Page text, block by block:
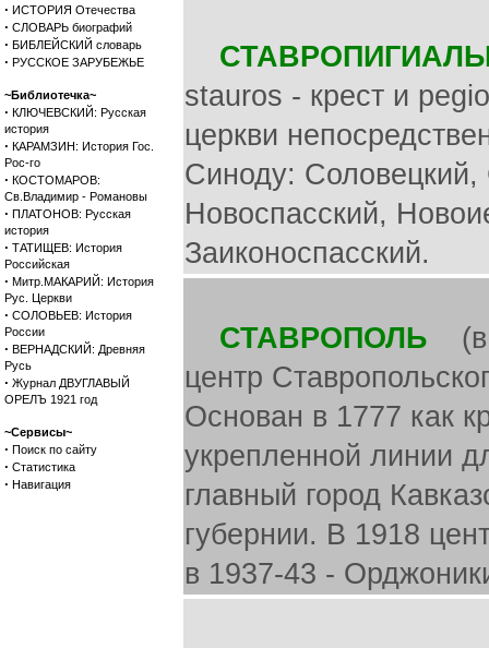
· ИСТОРИЯ Отечества
· СЛОВАРЬ биографий
· БИБЛЕЙСКИЙ словарь
· РУССКОЕ ЗАРУБЕЖЬЕ
~Библиотечка~
· КЛЮЧЕВСКИЙ: Русская
история
· КАРАМЗИН: История Гос.
Рос-го
· КОСТОМАРОВ:
Св.Владимир - Романовы
· ПЛАТОНОВ: Русская
история
· ТАТИЩЕВ: История
Российская
· Митр.МАКАРИЙ: История
Рус. Церкви
· СОЛОВЬЕВ: История
России
· ВЕРНАДСКИЙ: Древняя
Русь
· Журнал ДВУГЛАВЫЙ
ОРЕЛЪ 1921 год
~Сервисы~
· Поиск по сайту
· Статистика
· Навигация
stauros - крест и
церкви
Синоду:
Новоспасский,
Заиконоспасский.
СТАВРОПОЛЬ (в
центр
Основан в 1777 как
укрепленной линии
главный город
губернии. В 1918
в 1937-43 -